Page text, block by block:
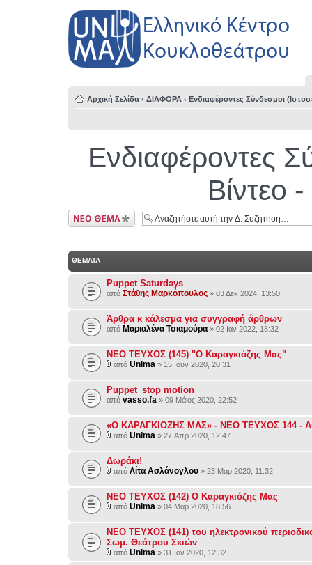
Αρχική Σελίδα ‹ ΔΙΑΦΟΡΑ ‹ Ενδιαφέροντες Σύνδεσμοι
Ενδιαφέροντες
Βίντεο
Δημιουργία νέου
θέματος
ΘΕΜΑΤΑ
Puppet Saturdays
από Στάθης Μαρκόπουλος » 03 Δεκ 2024, 13:50
Άρθρα κ κάλεσμα για συγγραφή άρθρων
από Μαριαλένα Τσιαμούρα » 02 Ιαν 2022, 18:32
NEO ΤΕΥΧΟΣ (145) "Ο Καραγκιόζης Μας"
από Unima » 15 Ιουν 2020, 20:31
Puppet_stop motion
από vasso.fa » 09 Μάιος 2020, 22:52
«Ο ΚΑΡΑΓΚΙΟΖΗΣ ΜΑΣ» - NEO ΤΕΥΧΟΣ 144 -
από Unima » 27 Απρ 2020, 12:47
Δωράκι!
από Λίτα Ασλάνογλου » 23 Μαρ 2020, 11:32
ΝΕΟ ΤΕΥΧΟΣ (142) Ο Καραγκιόζης Μας
από Unima » 04 Μαρ 2020, 18:56
NEO ΤΕΥΧΟΣ (141) του ηλεκτρονικού
Σωμ. Θεάτρου Σκιών
από Unima » 31 Ιαν 2020, 12:32